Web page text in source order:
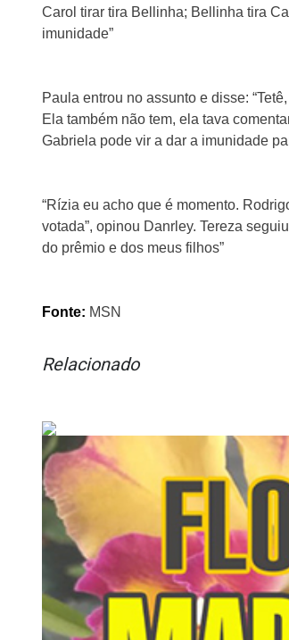
Carol tirar tira Bellinha; Bellinha tira
imunidade”
Paula entrou no assunto e disse:
Ela também não tem, ela tava
Gabriela pode vir a dar a imunidade
“Rízia eu acho que é momento.
votada”, opinou Danrley. Tereza
do prêmio e dos meus filhos”
Fonte: MSN
Relacionado